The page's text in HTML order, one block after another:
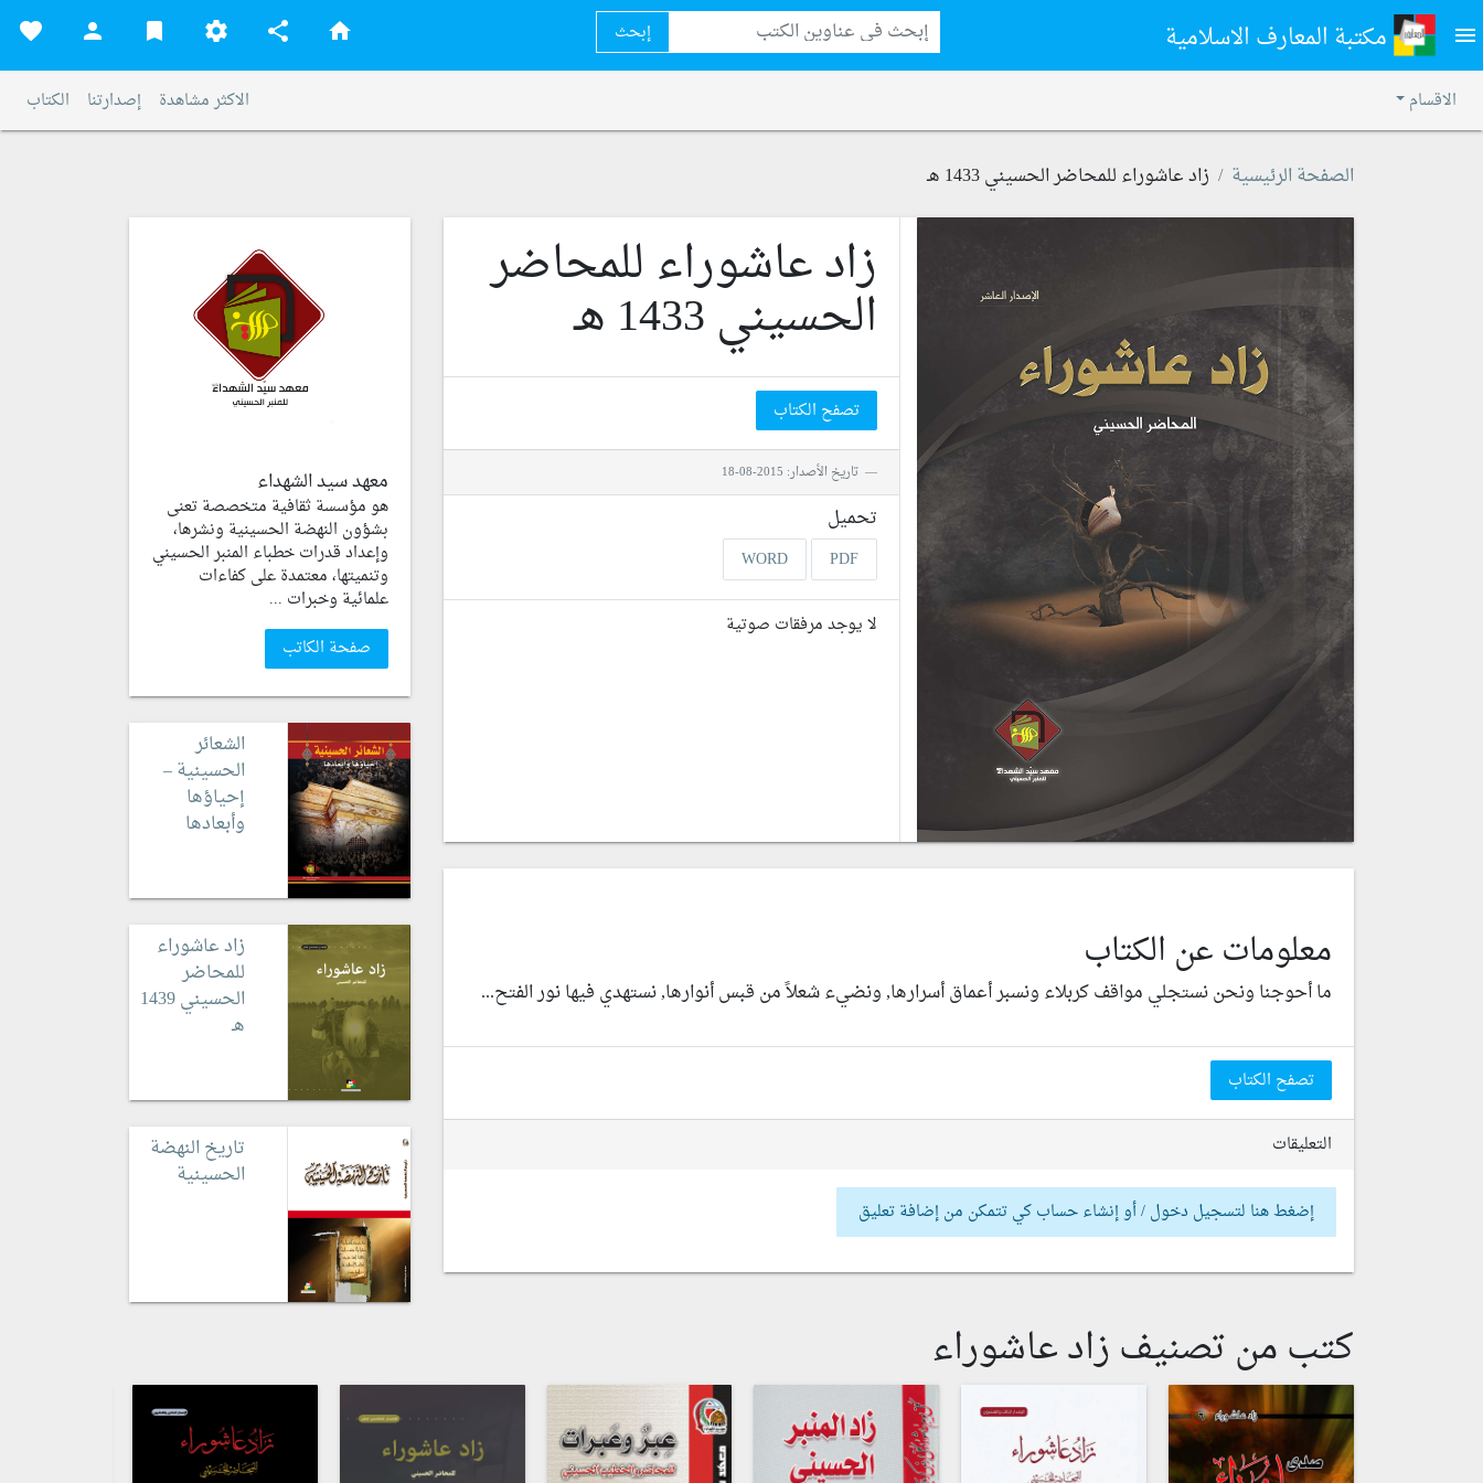
menu مكتبة المعارف الاسلامية إبحث home
share
settings
bookmark
person
favorite
الاقسام الاكثر مشاهدة إصدارتنا الكتاب
الصفحة الرئيسية زاد عاشوراء للمحاضر الحسيني 1433 هـ
زاد عاشوراء للمحاضر
الحسيني 1433 هـ
تصفح الكتاب
تاريخ الأصدار: 2015-08-18
تحميل
PDF
WORD
لا يوجد مرفقات صوتية
معلومات عن الكتاب
ما أحوجنا ونحن نستجلي مواقف كربلاء ونسبر أعماق أسرارها, ونضيء شعلاً من قبس أنوارها, نستهدي فيها نور الفتح...
تصفح الكتاب
التعليقات
إضغط هنا لتسجيل دخول / أو إنشاء حساب كي تتمكن من إضافة تعليق
معهد سيد الشهداء
هو مؤسسة ثقافية متخصصة تعنى
بشؤون النهضة الحسينية ونشرها،
وإعداد قدرات خطباء المنبر الحسيني
وتنميتها، معتمدة على كفاءات
علمائية وخبرات ...
صفحة الكاتب
الشعائر
الحسينية –
إحياؤها
وأبعادها
زاد عاشوراء
للمحاضر
الحسيني 1439
هـ
تاريخ النهضة
الحسينية
كتب من تصنيف زاد عاشوراء